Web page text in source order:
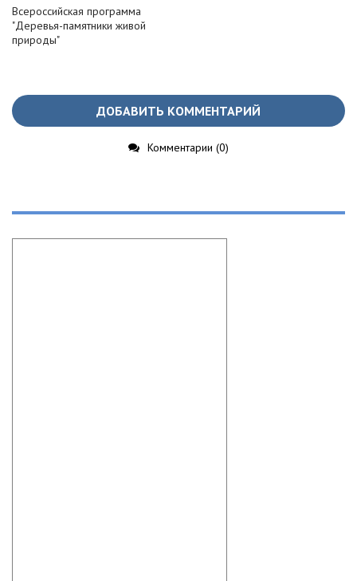
Всероссийская программа
"Деревья-памятники живой
природы"
ДОБАВИТЬ КОММЕНТАРИЙ
Комментарии (0)